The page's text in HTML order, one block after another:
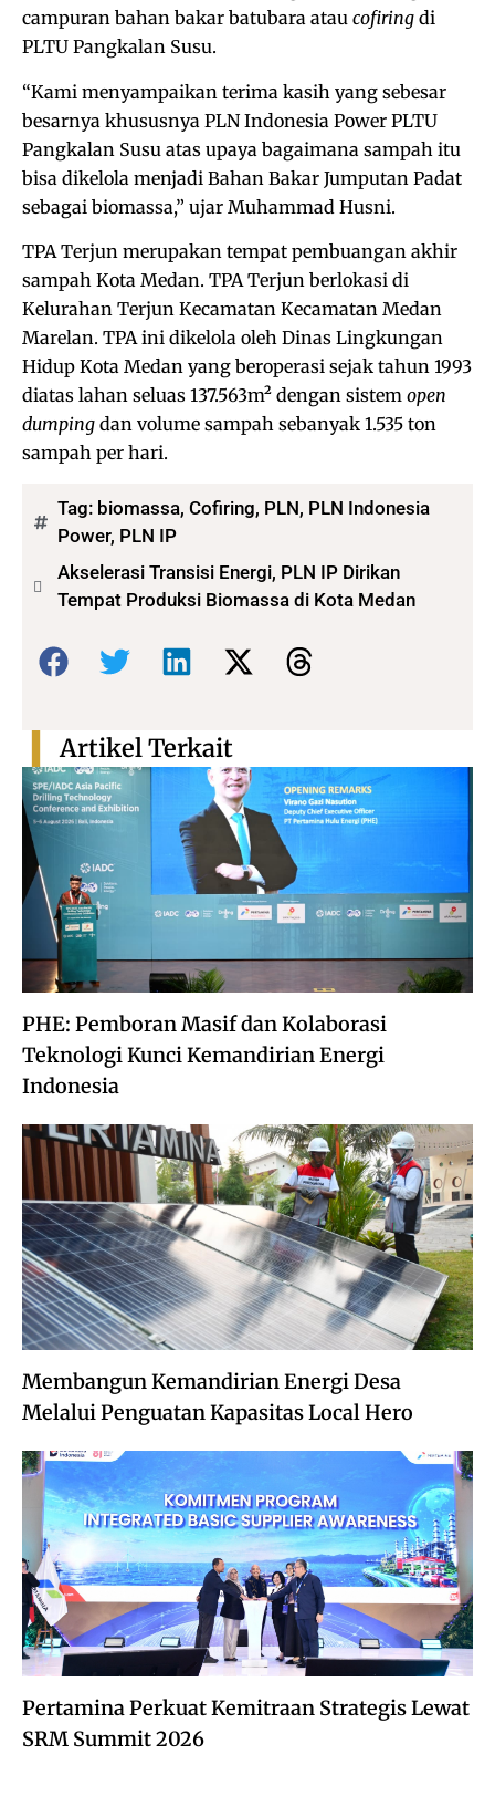
campuran bahan bakar batubara atau cofiring di
PLTU Pangkalan Susu.
“Kami menyampaikan terima kasih yang sebesar
besarnya khususnya PLN Indonesia Power PLTU
Pangkalan Susu atas upaya bagaimana sampah itu
bisa dikelola menjadi Bahan Bakar Jumputan Padat
sebagai biomassa,” ujar Muhammad Husni.
TPA Terjun merupakan tempat pembuangan akhir
sampah Kota Medan. TPA Terjun berlokasi di
Kelurahan Terjun Kecamatan Kecamatan Medan
Marelan. TPA ini dikelola oleh Dinas Lingkungan
Hidup Kota Medan yang beroperasi sejak tahun 1993
diatas lahan seluas 137.563m² dengan sistem open
dumping dan volume sampah sebanyak 1.535 ton
sampah per hari.
Tag: biomassa, Cofiring, PLN, PLN Indonesia
Power, PLN IP
Akselerasi Transisi Energi, PLN IP Dirikan
Tempat Produksi Biomassa di Kota Medan
Bagikan:
PHE: Pemboran Masif dan Kolaborasi
Teknologi Kunci Kemandirian Energi
Indonesia
Membangun Kemandirian Energi Desa
Melalui Penguatan Kapasitas Local Hero
Pertamina Perkuat Kemitraan Strategis Lewat
SRM Summit 2026
Artikel Terkait